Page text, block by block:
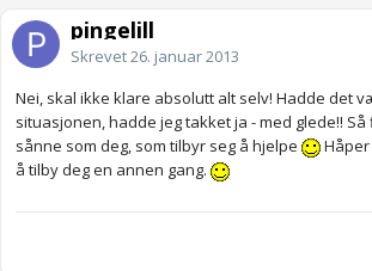
pingelill
Skrevet26. januar 2013
Nei, skal ikke klare absolutt alt selv! Hadde det
situasjonen, hadde jeg takket ja - med glede!!
sånne som deg, som tilbyr seg å hjelpe
å tilby deg en annen gang.